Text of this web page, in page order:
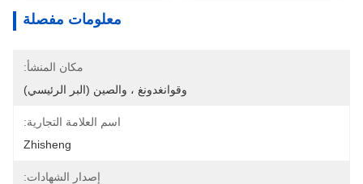
معلومات مفصلة
مكان المنشأ:
وقوانغدونغ ، والصين (البر الرئيسي)
اسم العلامة التجارية:
Zhisheng
إصدار الشهادات: